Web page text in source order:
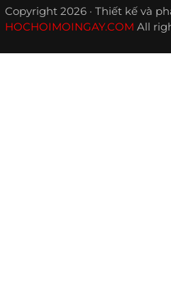
Copyright 2026 · Thiết kế và
HOCHOIMOINGAY.COM All